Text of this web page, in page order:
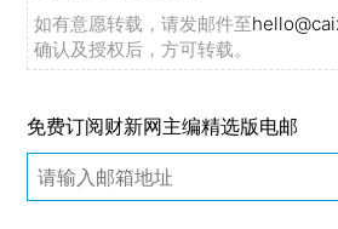
如有意愿转载，请发邮件至
确认及授权后，方可转载。
免费订阅财新网主编精选版电邮